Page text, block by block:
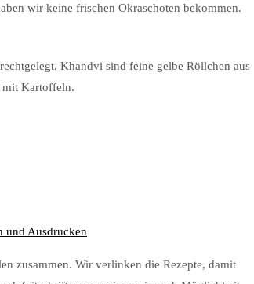
wir keine frischen Okraschoten bekommen.
Khandvi sind feine gelbe Röllchen aus
mit Kartoffeln.
und Ausdrucken
zusammen. Wir verlinken die Rezepte, damit